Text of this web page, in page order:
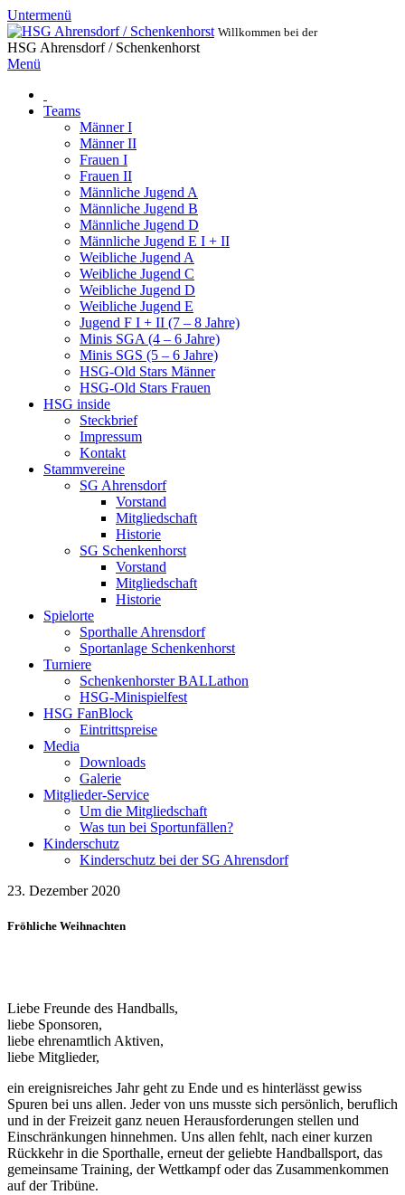
Untermenü
Willkommen bei der
HSG Ahrensdorf / Schenkenhorst
Menü
Teams
Männer I
Männer II
Frauen I
Frauen II
Männliche Jugend A
Männliche Jugend B
Männliche Jugend D
Männliche Jugend E I + II
Weibliche Jugend A
Weibliche Jugend C
Weibliche Jugend D
Weibliche Jugend E
Jugend F I + II (7 – 8 Jahre)
Minis SGA (4 – 6 Jahre)
Minis SGS (5 – 6 Jahre)
HSG-Old Stars Männer
HSG-Old Stars Frauen
HSG inside
Steckbrief
Impressum
Kontakt
Stammvereine
SG Ahrensdorf
Vorstand
Mitgliedschaft
Historie
SG Schenkenhorst
Vorstand
Mitgliedschaft
Historie
Spielorte
Sporthalle Ahrensdorf
Sportanlage Schenkenhorst
Turniere
Schenkenhorster BALLathon
HSG-Minispielfest
HSG FanBlock
Eintrittspreise
Media
Downloads
Galerie
Mitglieder-Service
Um die Mitgliedschaft
Was tun bei Sportunfällen?
Kinderschutz
Kinderschutz bei der SG Ahrensdorf
23. Dezember 2020
Fröhliche Weihnachten
Liebe Freunde des Handballs,
liebe Sponsoren,
liebe ehrenamtlich Aktiven,
liebe Mitglieder,
ein ereignisreiches Jahr geht zu Ende und es hinterlässt gewiss
Spuren bei uns allen. Jeder von uns musste sich persönlich, beruflich
und in der Freizeit ganz neuen Herausforderungen stellen und
Einschränkungen hinnehmen. Uns allen fehlt, nach einer kurzen
Rückkehr in die Sporthalle, erneut der geliebte Handballsport, das
gemeinsame Training, der Wettkampf oder das Zusammenkommen
auf der Tribüne.